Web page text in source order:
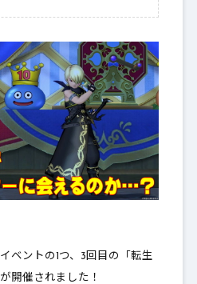
ベントの1つ、3回目の「 転生
が開催されました！